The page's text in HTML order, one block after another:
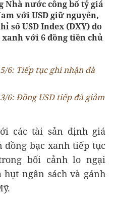
Nhà nước công bố tỷ giá
với USD giữ nguyên,
số USD Index (DXY) đo
với 6 đồng tiền chủ
6: Tiếp tục ghi nhận đà
6: Đồng USD tiếp đà giảm
các tài sản định giá
đồng bạc xanh tiếp tục
bối cảnh lo ngại
ngân sách và gánh